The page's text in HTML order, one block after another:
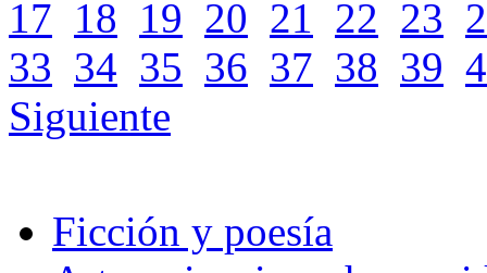
17 18 19 20 21 22 23
33 34 35 36 37 38 39
Siguiente
Ficción y poesía